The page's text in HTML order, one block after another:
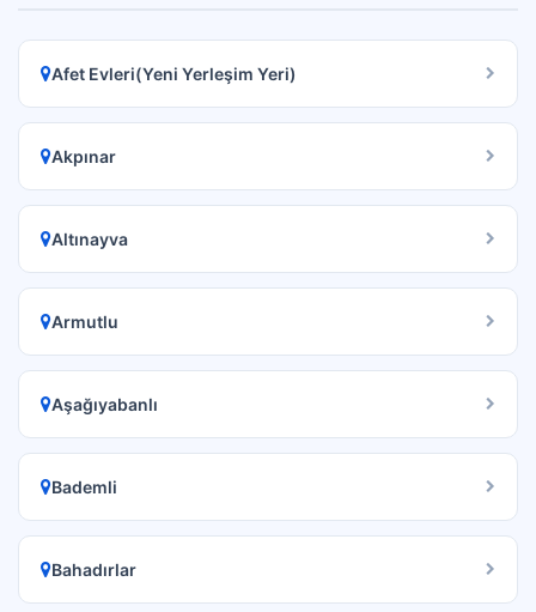
Afet Evleri(Yeni Yerleşim Yeri)
Akpınar
Altınayva
Armutlu
Aşağıyabanlı
Bademli
Bahadırlar